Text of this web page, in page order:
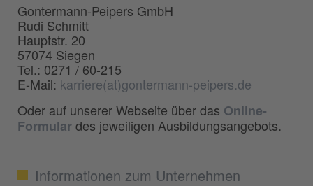
Gontermann-Peipers GmbH
Rudi Schmitt
Hauptstr. 20
57074 Siegen
Tel.: 0271 / 60-215
E-Mail: karriere(at)gontermann-peipers.de
Oder auf unserer Webseite über das Online-
Formulardes jeweiligen Ausbildungsangebots.
Informationen zum Unternehmen